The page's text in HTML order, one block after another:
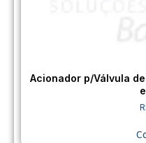
Acionador p/Válvula